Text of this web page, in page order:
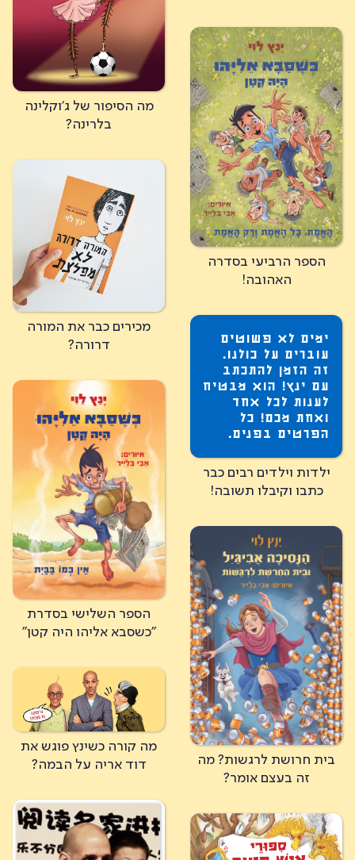
מה הסיפור של ג'וקלינה
בלרינה?
הספר הרביעי בסדרה
האהובה!
מכירים כבר את המורה
דרורה?
ימים לא פשוטים
עוברים על כולנו.
זה הזמן להתכתב
עם ינץ! הוא מבטיח
לענות לכל אחד
ואחת מכם! כל
הפרטים בפנים.
ילדות וילדים רבים כבר
כתבו וקיבלו תשובה!
הספר השלישי בסדרת
"כשסבא אליהו היה קטן"
בית חרושת לרגשות? מה
זה בעצם אומר?
מה קורה כשינץ פוגש את
דוד אריה על הבמה?